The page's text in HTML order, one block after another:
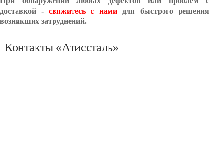
доставкой -свяжитесь с намидля быстрого решения
возникших затруднений.
Контакты «Атиссталь»